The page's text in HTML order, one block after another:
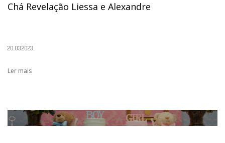
Chá Revelação Liessa e Alexandre
20.03.2023
Ler mais